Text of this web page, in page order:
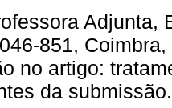
Adjunta,
851,
no artigo:
da submissão.